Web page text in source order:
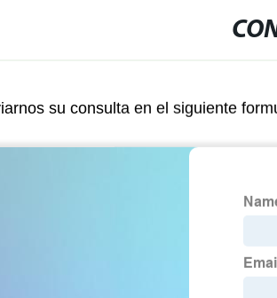
su consulta en el siguiente